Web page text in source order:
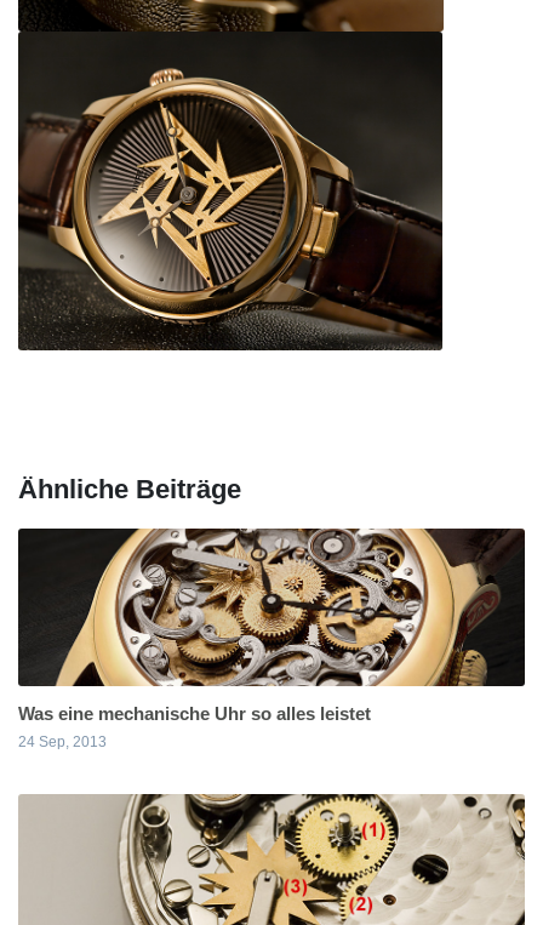
Ähnliche Beiträge
Was eine mechanische Uhr so alles leistet
24 Sep, 2013